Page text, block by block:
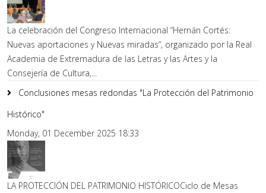
La celebración del Congreso Internacional “Hernán Cortés:
Nuevas aportaciones y Nuevas miradas”, organizado por la Real
Academia de Extremadura de las Letras y las Artes y la
Consejería de Cultura,...
Conclusiones mesas redondas "La Protección del Patrimonio
Histórico"
Monday, 01 December 2025 18:33
LA PROTECCIÓN DEL PATRIMONIO HISTÓRICOCiclo de Mesas